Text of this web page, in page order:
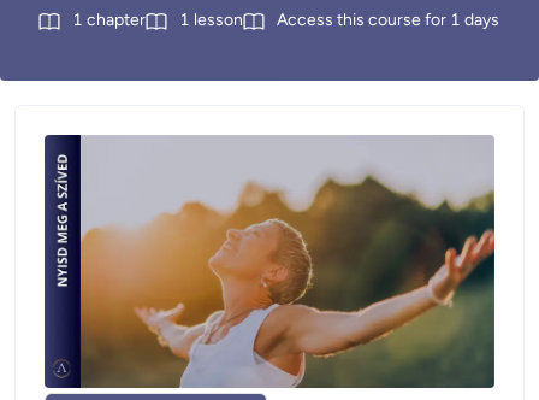
1 chapter 1 lesson Access this course for 1 days